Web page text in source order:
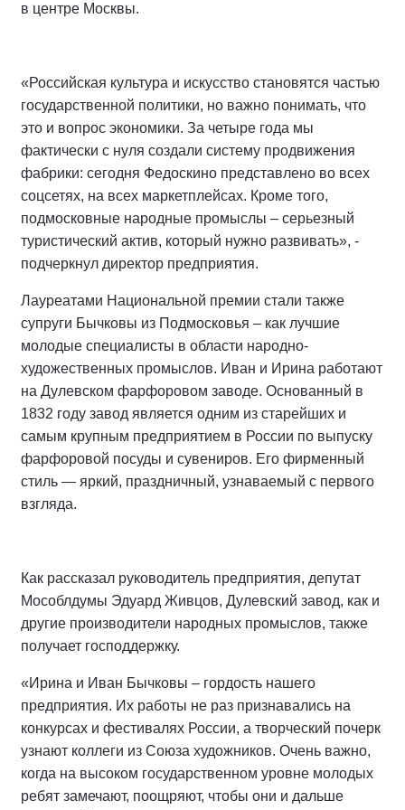
в центре Москвы.
«Российская культура и искусство становятся частью
государственной политики, но важно понимать, что
это и вопрос экономики. За четыре года мы
фактически с нуля создали систему продвижения
фабрики: сегодня Федоскино представлено во всех
соцсетях, на всех маркетплейсах. Кроме того,
подмосковные народные промыслы – серьезный
туристический актив, который нужно развивать», -
подчеркнул директор предприятия.
Лауреатами Национальной премии стали также
супруги Бычковы из Подмосковья – как лучшие
молодые специалисты в области народно-
художественных промыслов. Иван и Ирина работают
на Дулевском фарфоровом заводе. Основанный в
1832 году завод является одним из старейших и
самым крупным предприятием в России по выпуску
фарфоровой посуды и сувениров. Его фирменный
стиль — яркий, праздничный, узнаваемый с первого
взгляда.
Как рассказал руководитель предприятия, депутат
Мособлдумы Эдуард Живцов, Дулевский завод, как и
другие производители народных промыслов, также
получает господдержку.
«Ирина и Иван Бычковы – гордость нашего
предприятия. Их работы не раз признавались на
конкурсах и фестивалях России, а творческий почерк
узнают коллеги из Союза художников. Очень важно,
когда на высоком государственном уровне молодых
ребят замечают, поощряют, чтобы они и дальше